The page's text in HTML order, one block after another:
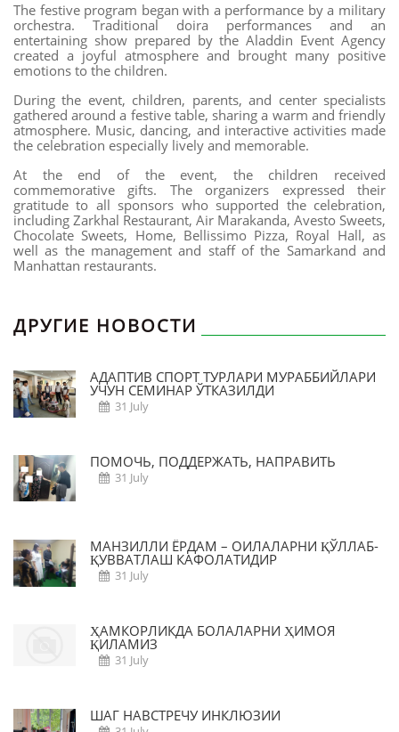
The festive program began with a performance by a military
orchestra. Traditional doira performances and an
entertaining show prepared by the Aladdin Event Agency
created a joyful atmosphere and brought many positive
emotions to the children.
During the event, children, parents, and center specialists
gathered around a festive table, sharing a warm and friendly
atmosphere. Music, dancing, and interactive activities made
the celebration especially lively and memorable.
At the end of the event, the children received
commemorative gifts. The organizers expressed their
gratitude to all sponsors who supported the celebration,
including Zarkhal Restaurant, Air Marakanda, Avesto Sweets,
Chocolate Sweets, Home, Bellissimo Pizza, Royal Hall, as
well as the management and staff of the Samarkand and
Manhattan restaurants.
ДРУГИЕ НОВОСТИ
АДАПТИВ СПОРТ ТУРЛАРИ МУРАББИЙЛАРИ
УЧУН СЕМИНАР ЎТКАЗИЛДИ
31 July
ПОМОЧЬ, ПОДДЕРЖАТЬ, НАПРАВИТЬ
31 July
МАНЗИЛЛИ ЁРДАМ – ОИЛАЛАРНИ ҚЎЛЛАБ-
ҚУВВАТЛАШ КАФОЛАТИДИР
31 July
ҲАМКОРЛИКДА БОЛАЛАРНИ ҲИМОЯ
ҚИЛАМИЗ
31 July
ШАГ НАВСТРЕЧУ ИНКЛЮЗИИ